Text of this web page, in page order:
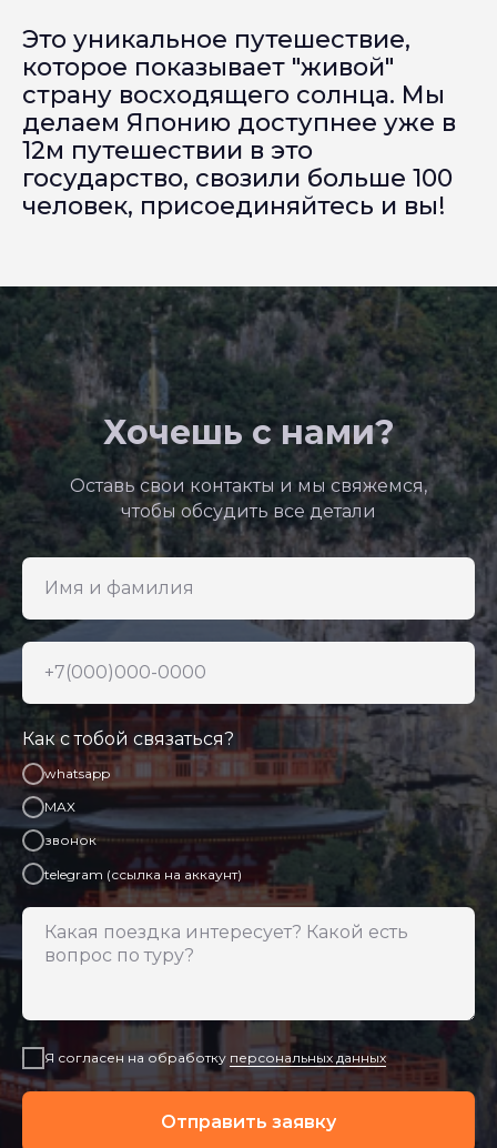
Это уникальное путешествие,
которое показывает "живой"
страну восходящего солнца. Мы
делаем Японию доступнее уже в
12м путешествии в это
государство, свозили больше 100
человек, присоединяйтесь и вы!
Хочешь с нами?
Оставь свои контакты и мы свяжемся,
чтобы обсудить все детали
Как с тобой связаться?
whatsapp
MAX
звонок
telegram (ссылка на аккаунт)
Я согласен на обработку персональных данных
Отправить заявку